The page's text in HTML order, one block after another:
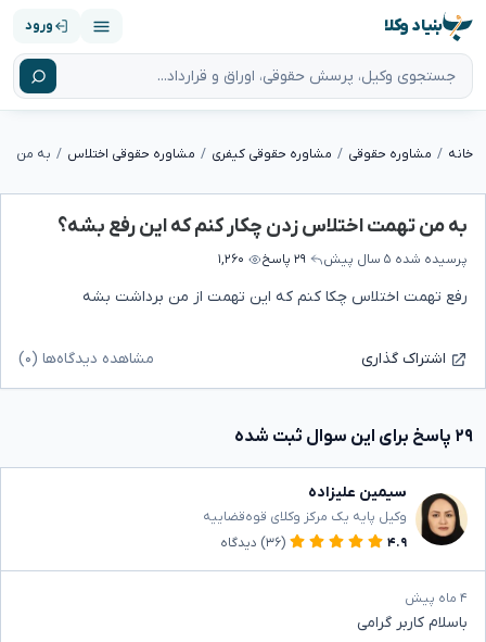
بنیاد وکلا ورود
خانه مشاوره حقوقی مشاوره حقوقی کیفری مشاوره حقوقی اختلاس به من
به من تهمت اختلاس زدن چکار کنم که این رفع بشه؟
پرسیده شده ۵ سال پیش ۲۹ پاسخ ۱,۲۶۰
رفع تهمت اختلاس چکا کنم که این تهمت از من برداشت بشه
اشتراک گذاری مشاهده دیدگاه‌ها (۰)
۲۹ پاسخ برای این سوال ثبت شده
سیمین علیزاده
وکیل پایه یک مرکز وکلای قوه‌قضاییه
۴.۹
(۳۶) دیدگاه
۴ ماه پیش
باسلام کاربر گرامی